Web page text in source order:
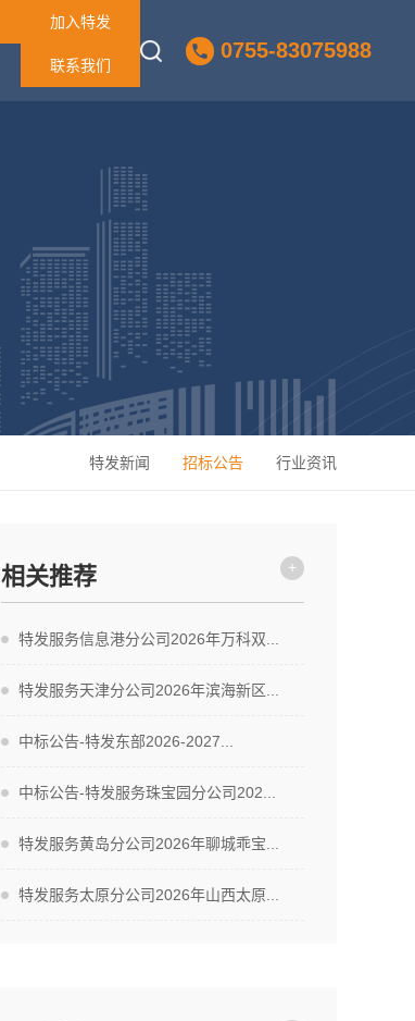
0755-83075988
加入特发
联系我们
特发新闻 招标公告 行业资讯
相关推荐 +
特发服务信息港分公司2026年万科双...
特发服务天津分公司2026年滨海新区...
中标公告-特发东部2026-2027...
中标公告-特发服务珠宝园分公司202...
特发服务黄岛分公司2026年聊城乖宝...
特发服务太原分公司2026年山西太原...